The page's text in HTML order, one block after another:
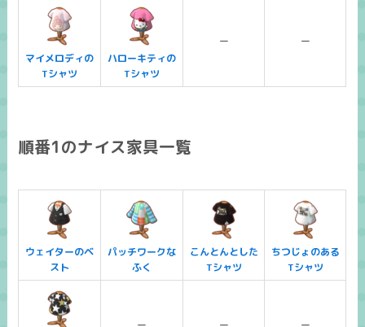
マイメロディの
Tシャツ
ハローキティの
Tシャツ
ー ー
順番1のナイス家具一覧
ウェイターのベ
スト
パッチワークな
ふく
こんとんとした
Tシャツ
ちつじょのある
Tシャツ